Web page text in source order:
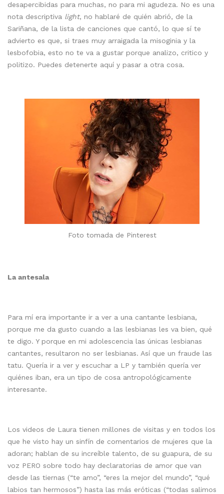
desapercibidas para muchas, no para mi agudeza. No es una
nota descriptiva light, no hablaré de quién abrió, de la
Sariñana, de la lista de canciones que cantó, lo que sí te
advierto es que, si traes muy arraigada la misoginia y la
lesbofobia, esto no te va a gustar porque analizo, critico y
politizo. Puedes detenerte aquí y pasar a otra cosa.
Foto tomada de Pinterest
La antesala
Para mí era importante ir a ver a una cantante lesbiana,
porque me da gusto cuando a las lesbianas les va bien, qué
te digo. Y porque en mi adolescencia las únicas lesbianas
cantantes, resultaron no ser lesbianas. Así que un fraude las
tatu. Quería ir a ver y escuchar a LP y también quería ver
quiénes iban, era un tipo de cosa antropológicamente
interesante.
Los videos de Laura tienen millones de visitas y en todos los
que he visto hay un sinfín de comentarios de mujeres que la
adoran; hablan de su increíble talento, de su guapura, de su
voz PERO sobre todo hay declaratorias de amor que van
desde las tiernas (“te amo”, “eres la mejor del mundo”, “qué
labios tan hermosos”) hasta las más eróticas (“todas salimos